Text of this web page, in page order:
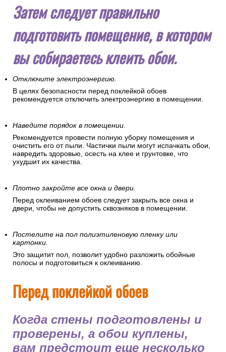
Затем следует правильно
подготовить помещение, в котором
вы собираетесь клеить обои.
Отключите электроэнергию.
В целях безопасности перед поклейкой обоев
рекомендуется отключить электроэнергию в помещении.
Наведите порядок в помещении.
Рекомендуется провести полную уборку помещения и
очистить его от пыли. Частички пыли могут испачкать обои,
навредить здоровью, осесть на клее и грунтовке, что
ухудшит их качества.
Плотно закройте все окна и двери.
Перед оклеиванием обоев следует закрыть все окна и
двери, чтобы не допустить сквозняков в помещении.
Постелите на пол полиэтиленовую пленку или
картонки.
Это защитит пол, позволит удобно разложить обойные
полосы и подготовиться к оклеиванию.
Перед поклейкой обоев
Когда стены подготовлены и
проверены, а обои куплены,
вам предстоит еще несколько